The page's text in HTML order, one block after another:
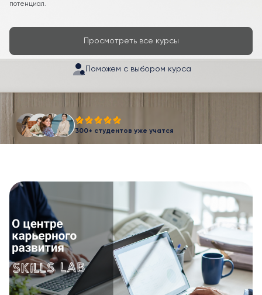
потенциал.
Просмотреть все курсы
Поможем с выбором курса
300+ студентов уже учатся